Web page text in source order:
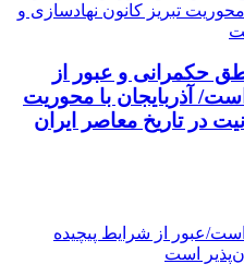
حکمرانی و عبور از
است/ آذربایجان با محوریت
در تاریخ معاصر ایران